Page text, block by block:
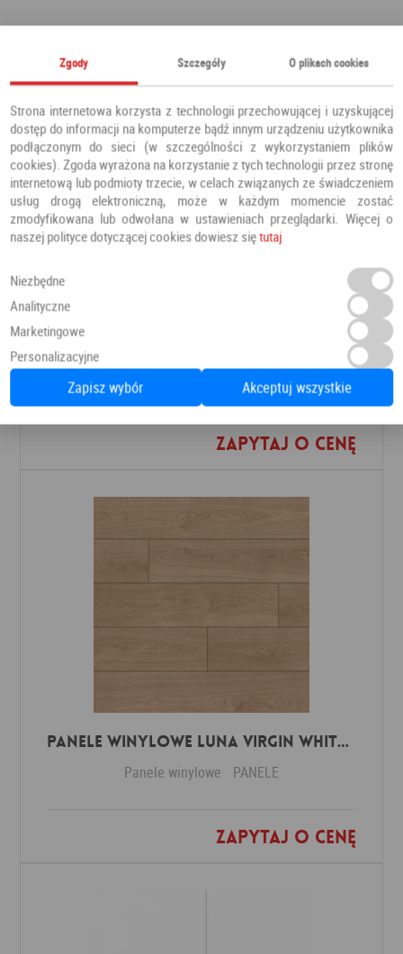
Polecamy również
Panele winylowe PANELE
Zapytaj o cenę
Dodaj do ulubionych
Panele winylowe Luna virgin white 57588 Klasa 34 3 mm
Panele winylowe PANELE
Zapytaj o cenę
Dodaj do ulubionych
Zgody Szczegóły O plikach cookies
Strona internetowa korzysta z technologii przechowującej i uzyskującej
dostęp do informacji na komputerze bądź innym urządzeniu użytkownika
podłączonym do sieci (w szczególności z wykorzystaniem plików
cookies). Zgoda wyrażona na korzystanie z tych technologii przez stronę
internetową lub podmioty trzecie, w celach związanych ze świadczeniem
usług drogą elektroniczną, może w każdym momencie zostać
zmodyfikowana lub odwołana w ustawieniach przeglądarki. Więcej o
naszej polityce dotyczącej cookies dowiesz siętutaj
Niezbędne
Analityczne
Marketingowe
Personalizacyjne
Zapisz wybór Akceptuj wszystkie